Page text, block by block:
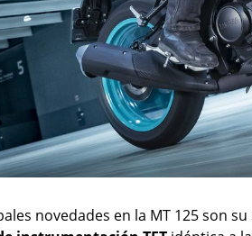
novedades en la MT 125 son